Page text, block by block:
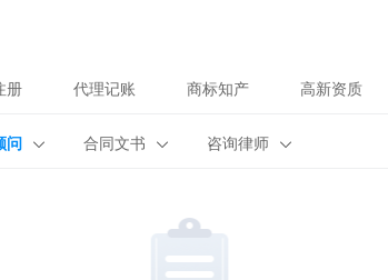
册 代理记账 商标知产 高新资质
问 合同文书 咨询律师